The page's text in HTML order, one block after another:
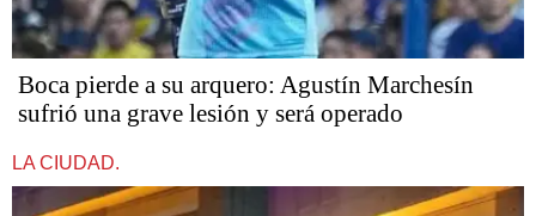
Boca pierde a su arquero: Agustín Marchesín
sufrió una grave lesión y será operado
LA CIUDAD.